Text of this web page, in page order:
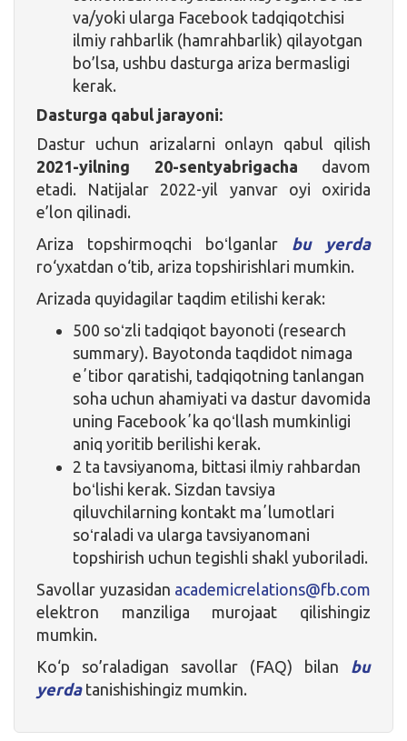
va/yoki ularga Facebook tadqiqotchisi
ilmiy rahbarlik (hamrahbarlik) qilayotgan
bo’lsa, ushbu dasturga ariza bermasligi
kerak.
Dasturga qabul jarayoni:
Dastur uchun arizalarni onlayn qabul qilish
2021-yilning 20-sentyabrigacha davom
etadi. Natijalar 2022-yil yanvar oyi oxirida
e’lon qilinadi.
Ariza topshirmoqchi boʻlganlar bu yerda
ro‘yxatdan o‘tib, ariza topshirishlari mumkin.
Arizada quyidagilar taqdim etilishi kerak:
500 soʻzli tadqiqot bayonoti (research
summary). Bayotonda taqdidot nimaga
eʼtibor qaratishi, tadqiqotning tanlangan
soha uchun ahamiyati va dastur davomida
uning Facebookʼka qoʻllash mumkinligi
aniq yoritib berilishi kerak.
2 ta tavsiyanoma, bittasi ilmiy rahbardan
boʻlishi kerak. Sizdan tavsiya
qiluvchilarning kontakt maʼlumotlari
soʻraladi va ularga tavsiyanomani
topshirish uchun tegishli shakl yuboriladi.
Savollar yuzasidan academicrelations@fb.com
elektron manziliga murojaat qilishingiz
mumkin.
Ko‘p so’raladigan savollar (FAQ) bilan bu
yerdatanishishingiz mumkin.